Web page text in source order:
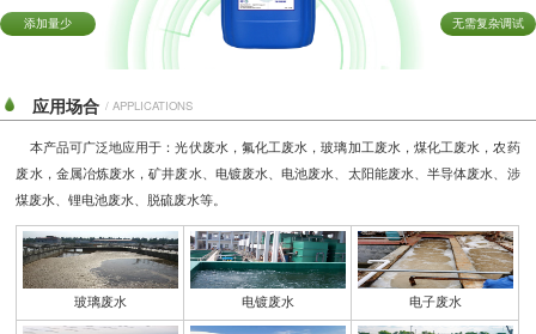
添加量少 无需复杂调试
应用场合 / APPLICATIONS
本产品可广泛地应用于：光伏废水，氟化工废水，玻璃加工废水，煤化工废水，农药
废水，金属冶炼废水，矿井废水、电镀废水、电池废水、太阳能废水、半导体废水、涉
煤废水、锂电池废水、脱硫废水等。
玻璃废水 电镀废水 电子废水